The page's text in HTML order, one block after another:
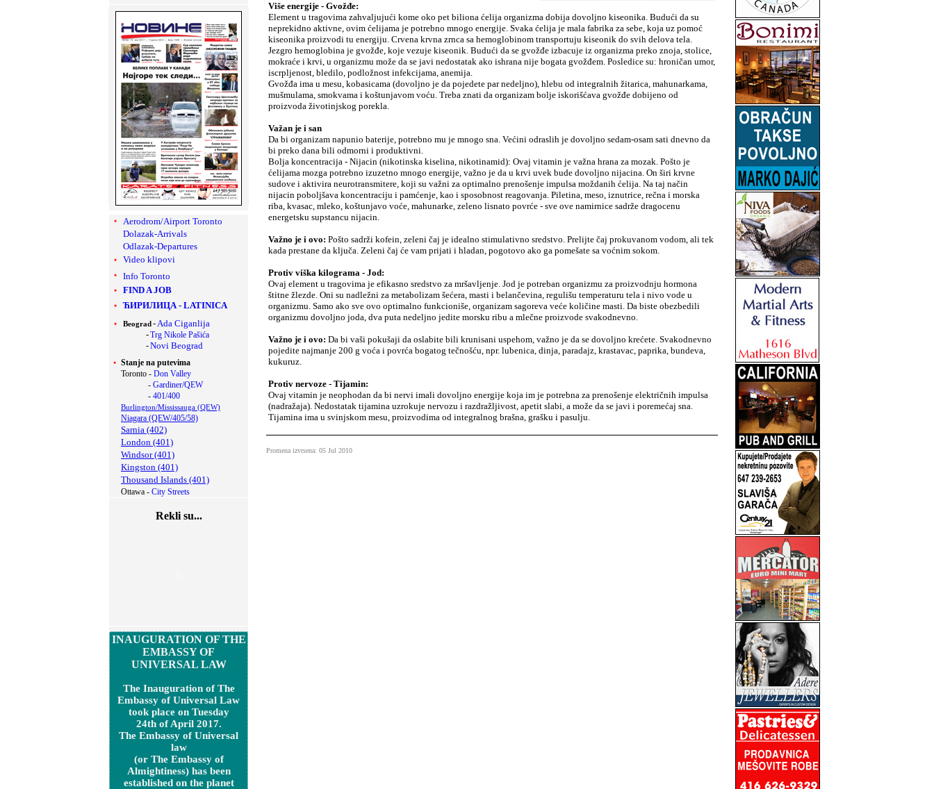
Aerodrom/Airport Toronto
Dolazak-Arrivals
Odlazak-Departures
Video klipovi
Info Toronto
FIND A JOB
ЋИРИЛИЦА - LATINICA
Beograd -Ada Ciganlija
-Trg Nikole Pašića
-Novi Beograd
Stanje na putevima
Toronto - Don Valley
- Gardiner/QEW
- 401/400
Burlington/Mississauga (QEW)
Niagara (QEW/405/58)
Sarnia (402)
London (401)
Windsor (401)
Kingston (401)
Thousand Islands (401)
Ottawa - City Streets
Rekli su...
INAUGURATION OF THE
EMBASSY OF
UNIVERSAL LAW
The Inauguration of The
Embassy of Universal Law
took place on Tuesday
24th of April 2017.
The Embassy of Universal
law
(or The Embassy of
Almightiness) has been
established on the planet
Više energije - Gvožđe:
Element u tragovima zahvaljujući kome oko pet biliona ćelija organizma dobija dovoljno kiseonika. Budući da su
neprekidno aktivne, ovim ćelijama je potrebno mnogo energije. Svaka ćelija je mala fabrika za sebe, koja uz pomoć
kiseonika proizvodi tu energiju. Crvena krvna zrnca sa hemoglobinom transportuju kiseonik do svih delova tela.
Jezgro hemoglobina je gvožđe, koje vezuje kiseonik. Budući da se gvožđe izbacuje iz organizma preko znoja, stolice,
mokraće i krvi, u organizmu može da se javi nedostatak ako ishrana nije bogata gvožđem. Posledice su: hroničan umor,
iscrpljenost, bledilo, podložnost infekcijama, anemija.
Gvožđa ima u mesu, kobasicama (dovoljno je da pojedete par nedeljno), hlebu od integralnih žitarica, mahunarkama,
mušmulama, smokvama i koštunjavom voću. Treba znati da organizam bolje iskorišćava gvožđe dobijeno od
proizvoda životinjskog porekla.
Važan je i san
Da bi organizam napunio baterije, potrebno mu je mnogo sna. Većini odraslih je dovoljno sedam-osam sati dnevno da
bi preko dana bili odmorni i produktivni.
Bolja koncentracija - Nijacin (nikotinska kiselina, nikotinamid): Ovaj vitamin je važna hrana za mozak. Pošto je
ćelijama mozga potrebno izuzetno mnogo energije, važno je da u krvi uvek bude dovoljno nijacina. On širi krvne
sudove i aktivira neurotransmitere, koji su važni za optimalno prenošenje impulsa moždanih ćelija. Na taj način
nijacin poboljšava koncentraciju i pamćenje, kao i sposobnost reagovanja. Piletina, meso, iznutrice, rečna i morska
riba, kvasac, mleko, koštunjavo voće, mahunarke, zeleno lisnato povrće - sve ove namirnice sadrže dragocenu
energetsku supstancu nijacin.
Važno je i ovo: Pošto sadrži kofein, zeleni čaj je idealno stimulativno sredstvo. Prelijte čaj prokuvanom vodom, ali tek
kada prestane da ključa. Zeleni čaj će vam prijati i hladan, pogotovo ako ga pomešate sa voćnim sokom.
Protiv viška kilograma - Jod:
Ovaj element u tragovima je efikasno sredstvo za mršavljenje. Jod je potreban organizmu za proizvodnju hormona
štitne žlezde. Oni su nadležni za metabolizam šećera, masti i belančevina, regulišu temperaturu tela i nivo vode u
organizmu. Samo ako sve ovo optimalno funkcioniše, organizam sagoreva veće količine masti. Da biste obezbedili
organizmu dovoljno joda, dva puta nedeljno jedite morsku ribu a mlečne proizvode svakodnevno.
Važno je i ovo: Da bi vaši pokušaji da oslabite bili krunisani uspehom, važno je da se dovoljno krećete. Svakodnevno
pojedite najmanje 200 g voća i povrća bogatog tečnošću, npr. lubenica, dinja, paradajz, krastavac, paprika, bundeva,
kukuruz.
Protiv nervoze - Tijamin:
Ovaj vitamin je neophodan da bi nervi imali dovoljno energije koja im je potrebna za prenošenje električnih impulsa
(nadražaja). Nedostatak tijamina uzrokuje nervozu i razdražljivost, apetit slabi, a može da se javi i poremećaj sna.
Tijamina ima u svinjskom mesu, proizvodima od integralnog brašna, grašku i pasulju.
Promena izvrsena: 05 Jul 2010